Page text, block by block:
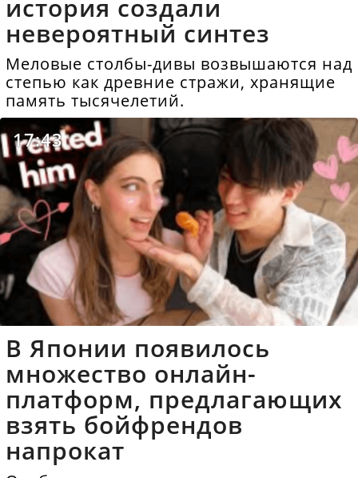
история создали
невероятный синтез
Меловые столбы-дивы возвышаются над
степью как древние стражи, хранящие
память тысячелетий.
17:43
В Японии появилось
множество онлайн-
платформ, предлагающих
взять бойфрендов
напрокат